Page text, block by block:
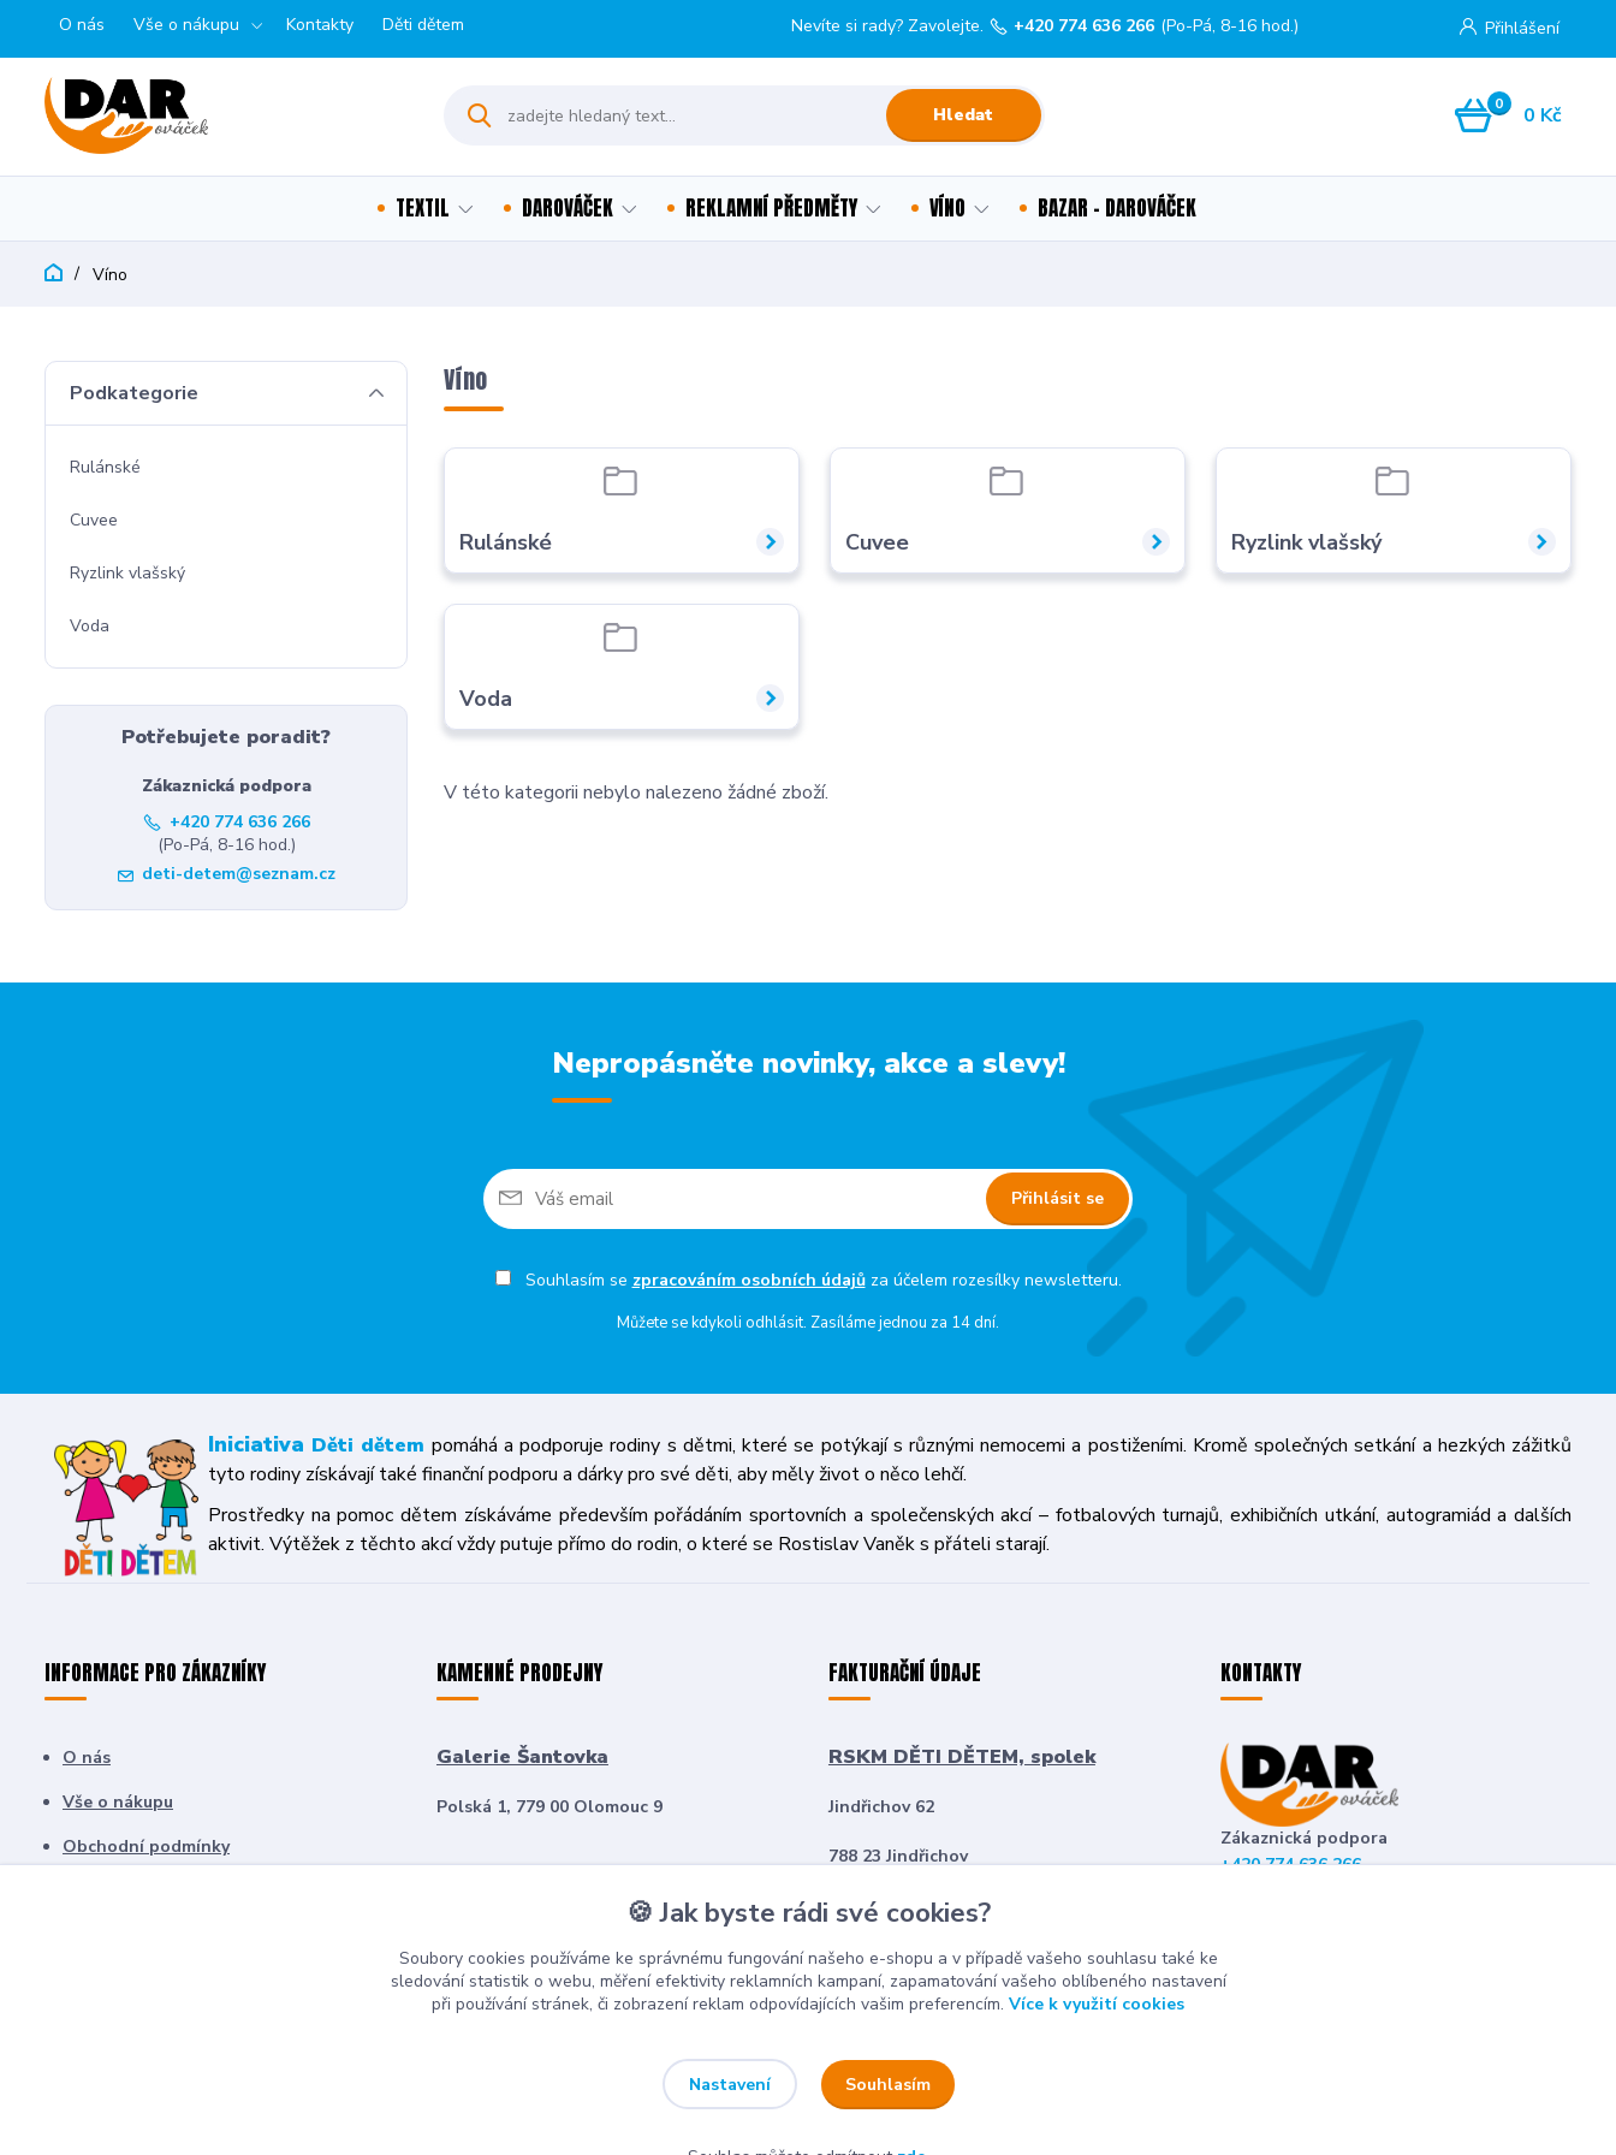
O nás Vše o nákupu Kontakty Děti dětem Přihlášení
Hledat
Nevíte si rady? Zavolejte. +420 774 636 266 (Po-Pá, 8-16 hod.)
0 0 Kč
TEXTIL DAROVÁČEK REKLAMNÍ PŘEDMĚTY VÍNO BAZAR - DAROVÁČEK
Víno
Víno
Rulánské Cuvee Ryzlink vlašský
Voda
V této kategorii nebylo nalezeno žádné zboží.
Podkategorie
Rulánské
Cuvee
Ryzlink vlašský
Voda
Potřebujete poradit?
Zákaznická podpora
+420 774 636 266
(Po-Pá, 8-16 hod.)
deti-detem@seznam.cz
Nepropásněte novinky, akce a slevy!
Přihlásit se
Souhlasím se zpracováním osobních údajůza účelem rozesílky newsletteru.
Můžete se kdykoli odhlásit. Zasíláme jednou za 14 dní.
Iniciativa Děti dětem pomáhá a podporuje rodiny s dětmi, které se potýkají s různými nemocemi a postiženími. Kromě společných setkání a hezkých zážitků
tyto rodiny získávají také finanční podporu a dárky pro své děti, aby měly život o něco lehčí.
Prostředky na pomoc dětem získáváme především pořádáním sportovních a společenských akcí – fotbalových turnajů, exhibičních utkání, autogramiád a dalších
aktivit. Výtěžek z těchto akcí vždy putuje přímo do rodin, o které se Rostislav Vaněk s přáteli starají.
INFORMACE PRO ZÁKAZNÍKY
O nás
Vše o nákupu
Obchodní podmínky
KAMENNÉ PRODEJNY
Galerie Šantovka
Polská 1, 779 00 Olomouc 9
FAKTURAČNÍ ÚDAJE
RSKM DĚTI DĚTEM, spolek
Jindřichov 62
788 23 Jindřichov
Česká republika
IČ: 22756094
KONTAKTY
Zákaznická podpora
+420 774 636 266
🍪 Jak byste rádi své cookies?
Soubory cookies používáme ke správnému fungování našeho e-shopu a v případě vašeho souhlasu také ke
sledování statistik o webu, měření efektivity reklamních kampaní, zapamatování vašeho oblíbeného nastavení
při používání stránek, či zobrazení reklam odpovídajících vašim preferencím. Více k využití cookies
Nastavení Souhlasím